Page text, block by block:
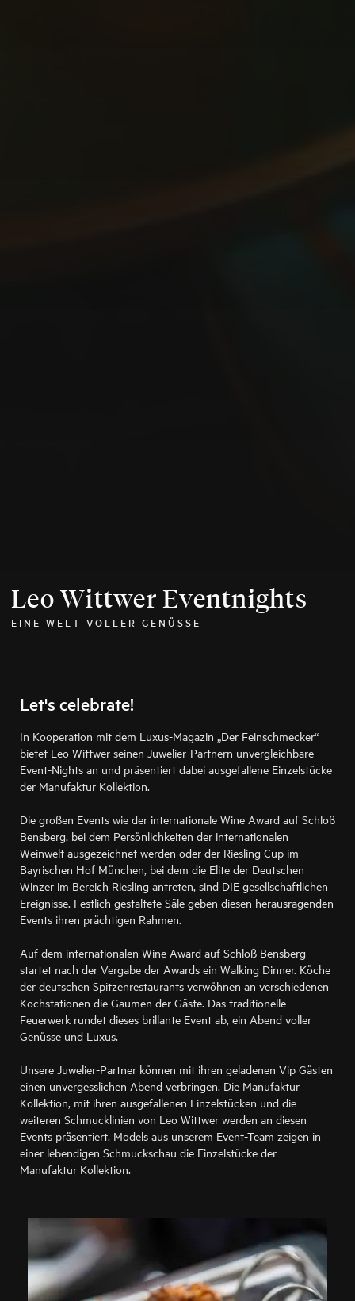
Leo Wittwer Eventnights
EINE WELT VOLLER GENÜSSE
Let's celebrate!
In Kooperation mit dem Luxus-Magazin „Der Feinschmecker“
bietet Leo Wittwer seinen Juwelier-Partnern unvergleichbare
Event-Nights an und präsentiert dabei ausgefallene Einzelstücke
der Manufaktur Kollektion.
Die großen Events wie der internationale Wine Award auf Schloß
Bensberg, bei dem Persönlichkeiten der internationalen
Weinwelt ausgezeichnet werden oder der Riesling Cup im
Bayrischen Hof München, bei dem die Elite der Deutschen
Winzer im Bereich Riesling antreten, sind DIE gesellschaftlichen
Ereignisse. Festlich gestaltete Säle geben diesen herausragenden
Events ihren prächtigen Rahmen.
Auf dem internationalen Wine Award auf Schloß Bensberg
startet nach der Vergabe der Awards ein Walking Dinner. Köche
der deutschen Spitzenrestaurants verwöhnen an verschiedenen
Kochstationen die Gaumen der Gäste. Das traditionelle
Feuerwerk rundet dieses brillante Event ab, ein Abend voller
Genüsse und Luxus.
Unsere Juwelier-Partner können mit ihren geladenen Vip Gästen
einen unvergesslichen Abend verbringen. Die Manufaktur
Kollektion, mit ihren ausgefallenen Einzelstücken und die
weiteren Schmucklinien von Leo Wittwer werden an diesen
Events präsentiert. Models aus unserem Event-Team zeigen in
einer lebendigen Schmuckschau die Einzelstücke der
Manufaktur Kollektion.